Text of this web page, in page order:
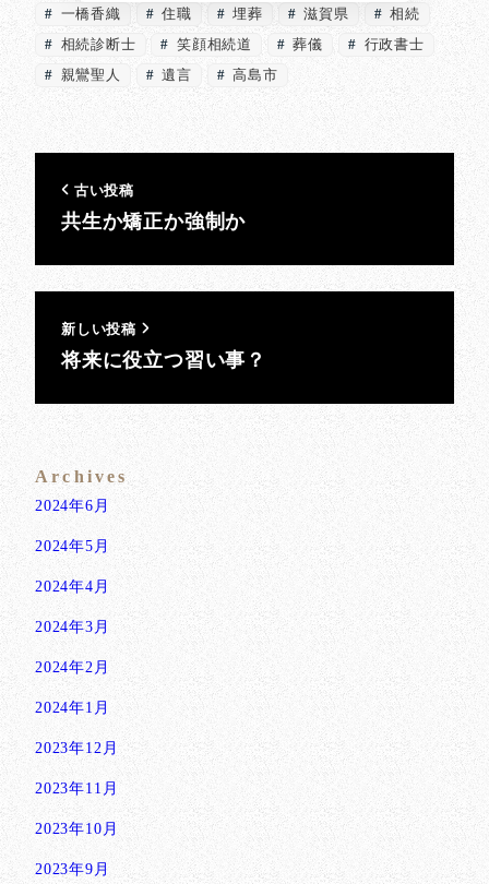
一橋香織 住職 埋葬 滋賀県
相続
相続診断士
笑顔相続道 葬儀
行政書士
親鸞聖人
遺言 高島市
古い投稿
共生か矯正か強制か
新しい投稿
将来に役立つ習い事？
Archives
2024年6月
2024年5月
2024年4月
2024年3月
2024年2月
2024年1月
2023年12月
2023年11月
2023年10月
2023年9月